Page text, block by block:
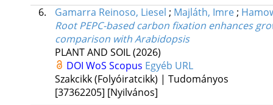
6.
Gamarra Reinoso, Liesel ; Majláth, Imre;
Root PEPC-based carbon fixation enhances
comparison with Arabidopsis
PLANT AND SOIL(2026)
DOI WoS Scopus Egyéb URL
Szakcikk (Folyóiratcikk) | Tudományos
[37362205] [Nyilvános]